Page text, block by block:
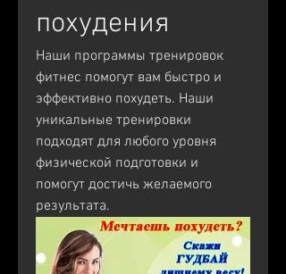
похудения
Наши программы тренировок
фитнес помогут вам быстро и
эффективно похудеть. Наши
уникальные тренировки
подходят для любого уровня
физической подготовки и
помогут достичь желаемого
результата.